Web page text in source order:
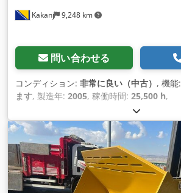
Kakanj 9,248 km
問い合わせる
コンディション: 非常に良い（中古） , 機能:
ます, 製造年: 2005, 稼働時間: 25,500 h,